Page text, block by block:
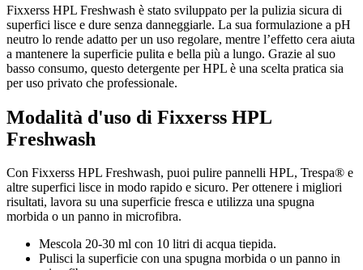
Fixxerss HPL Freshwash è stato sviluppato per la pulizia sicura di
superfici lisce e dure senza danneggiarle. La sua formulazione a pH
neutro lo rende adatto per un uso regolare, mentre l’effetto cera aiuta
a mantenere la superficie pulita e bella più a lungo. Grazie al suo
basso consumo, questo detergente per HPL è una scelta pratica sia
per uso privato che professionale.
Modalità d'uso di Fixxerss HPL
Freshwash
Con Fixxerss HPL Freshwash, puoi pulire pannelli HPL, Trespa® e
altre superfici lisce in modo rapido e sicuro. Per ottenere i migliori
risultati, lavora su una superficie fresca e utilizza una spugna
morbida o un panno in microfibra.
Mescola 20-30 ml con 10 litri di acqua tiepida.
Pulisci la superficie con una spugna morbida o un panno in